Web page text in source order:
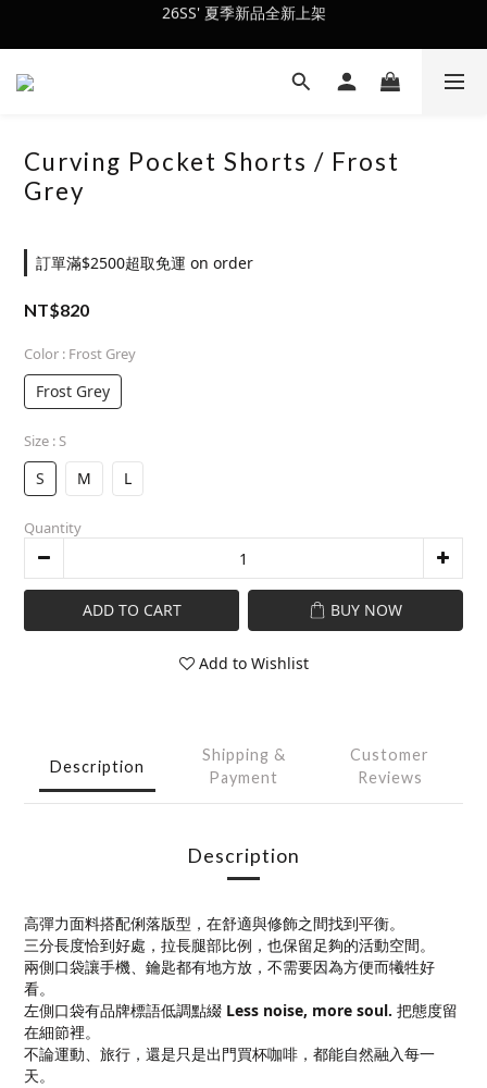
會員訂單滿$2500超取免運
會員訂單滿$2500超取免運
Curving Pocket Shorts / Frost
Grey
訂單滿$2500超取免運 on order
NT$820
Color : Frost Grey
Frost Grey
Size : S
S M L
Quantity
ADD TO CART BUY NOW
Add to Wishlist
Description
Shipping &
Payment
Customer
Reviews
Description
高彈力面料搭配俐落版型，在舒適與修飾之間找到平衡。
三分長度恰到好處，拉長腿部比例，也保留足夠的活動空間。
兩側口袋讓手機、鑰匙都有地方放，不需要因為方便而犧牲好
看。
左側口袋有品牌標語低調點綴 Less noise, more soul. 把態度留
在細節裡。
不論運動、旅行，還是只是出門買杯咖啡，都能自然融入每一
天。